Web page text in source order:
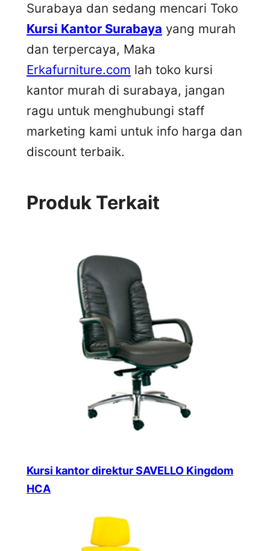
Surabaya dan sedang mencari Toko
Kursi Kantor Surabaya yang murah
dan terpercaya, Maka
Erkafurniture.com lah toko kursi
kantor murah di surabaya, jangan
ragu untuk menghubungi staff
marketing kami untuk info harga dan
discount terbaik.
Produk Terkait
Kursi kantor direktur SAVELLO Kingdom
HCA